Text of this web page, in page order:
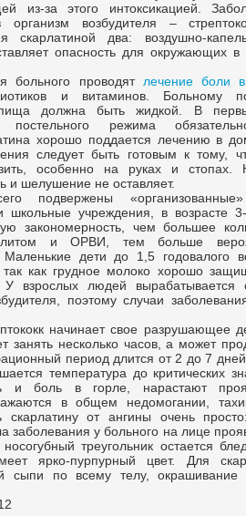
из-за этого интоксикацией.
возбудителя –
скарлатиной два: воздушно-
опасность для окружающих в
больного проводят лечение боли
и витаминов. Больному
пища должна быть жидкой. В
постельного режима
хорошо поддается лечению в
следует быть готовым к тому,
особенно на руках и стопах.
и шелушение не оставляет.
подвержены
учреждения, в возрасте
закономерность, чем большее
и ОРВИ, тем больше
Маленькие дети до 1,5 годовалого
как грудное молоко хорошо
У взрослых людей вырабатывается
поэтому случаи
начинает свое разрушающее
занять несколько часов, а может
период длится от 2 до 7
температура до критических
и боль в горле, нарастают
в общем недомогании,
от ангины очень
заболевания у больного на лице
треугольник остается
ярко-пурпурный цвет. Для
сыпи по всему телу, окрашивание